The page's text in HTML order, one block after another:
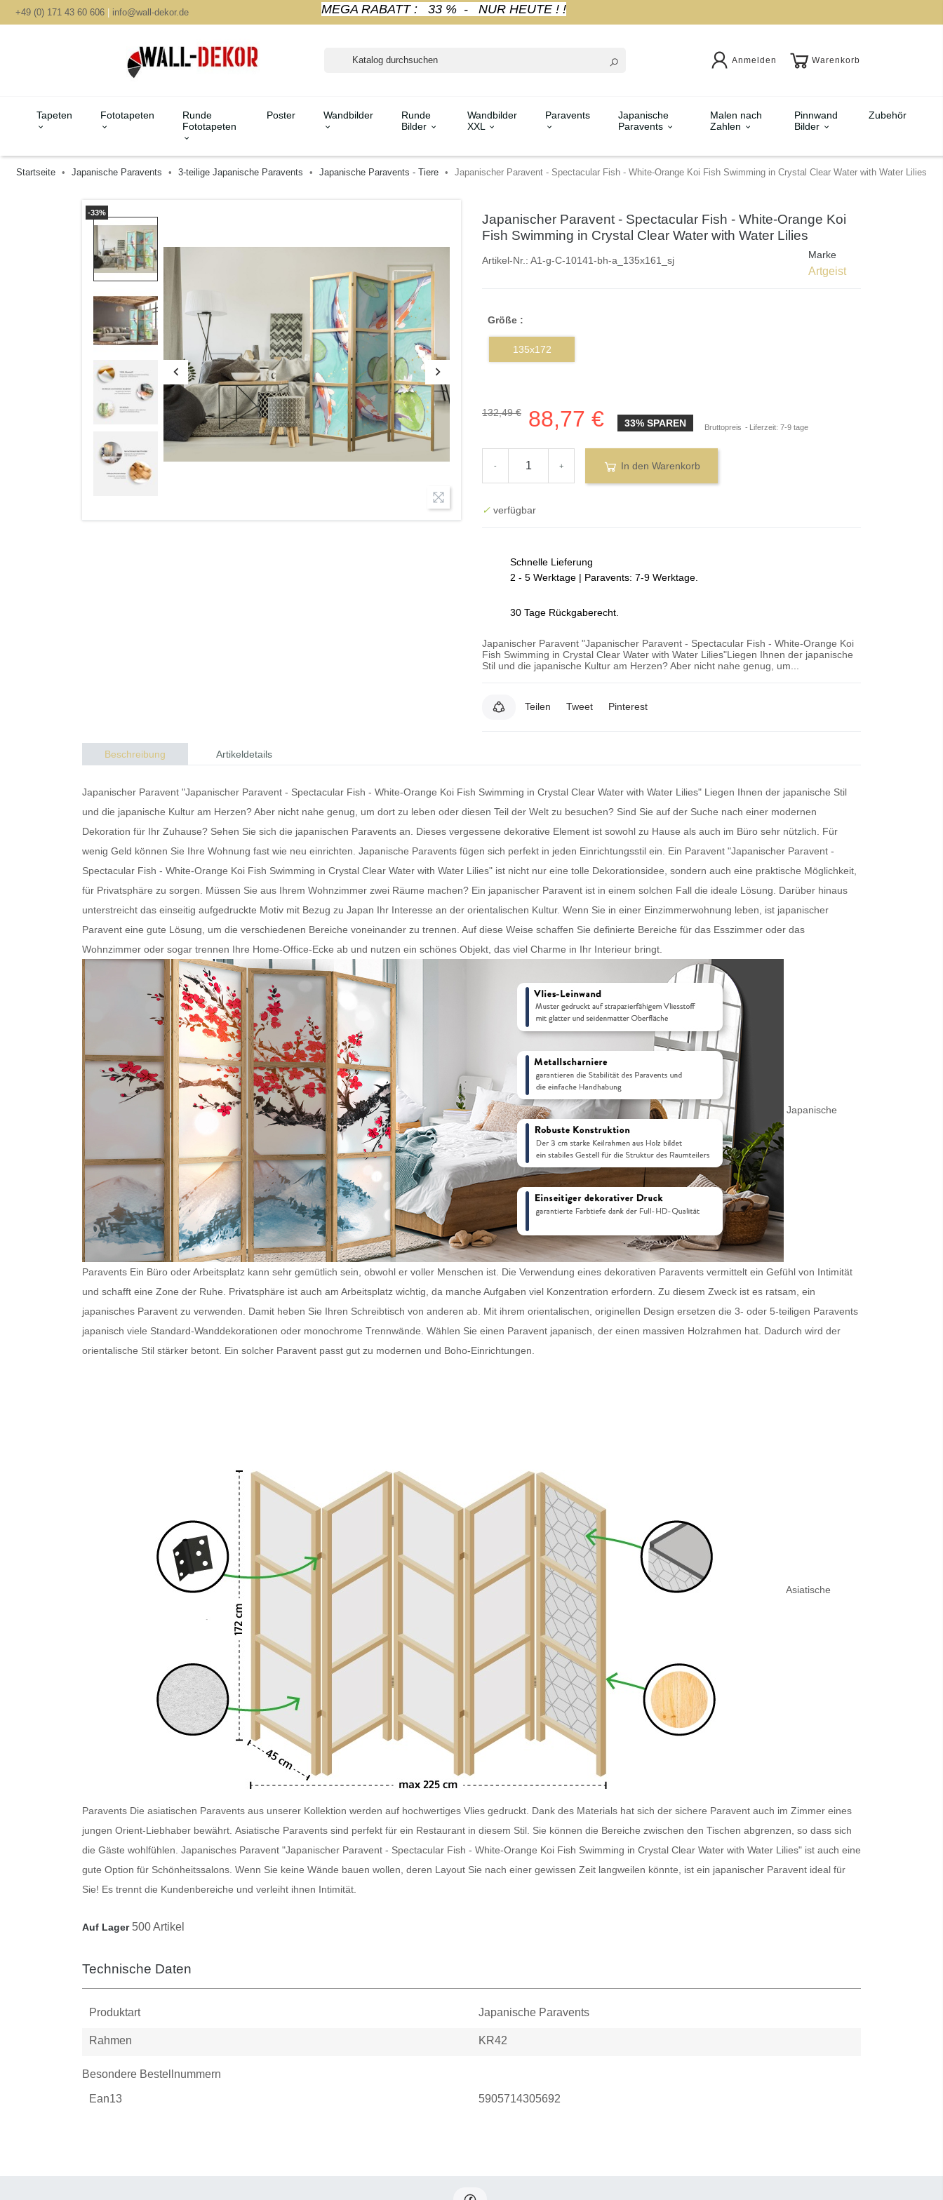
+49 (0) 171 43 60 606 | info@wall-dekor.de MEGA RABATT : 33 % - NUR HEUTE ! !
Anmelden Warenkorb
Tapeten Fototapeten
Runde
Fototapeten
Poster Wandbilder
Runde
Bilder
Wandbilder
XXL
Paravents
Japanische
Paravents
Malen nach
Zahlen
Pinnwand
Bilder
Zubehör
Startseite Japanische Paravents 3-teilige Japanische Paravents Japanische Paravents - Tiere Japanischer Paravent - Spectacular Fish - White-Orange Koi Fish Swimming in Crystal Clear Water with Water Lilies
-33%
Japanischer Paravent - Spectacular Fish - White-Orange Koi
Fish Swimming in Crystal Clear Water with Water Lilies
Artikel-Nr.: A1-g-C-10141-bh-a_135x161_sj Marke
Artgeist
Größe :
135x172
132,49 € 88,77 € 33% SPAREN Bruttopreis Liferzeit: 7-9 tage
- + In den Warenkorb
✓ verfügbar
Schnelle Lieferung
2 - 5 Werktage | Paravents: 7-9 Werktage.
30 Tage Rückgaberecht.
Japanischer Paravent "Japanischer Paravent - Spectacular Fish - White-Orange Koi
Fish Swimming in Crystal Clear Water with Water Lilies"Liegen Ihnen der japanische
Stil und die japanische Kultur am Herzen? Aber nicht nahe genug, um...
Teilen Tweet Pinterest
Beschreibung Artikeldetails
Japanischer Paravent "Japanischer Paravent - Spectacular Fish - White-Orange Koi Fish Swimming in Crystal Clear Water with Water Lilies" Liegen Ihnen der japanische Stil
und die japanische Kultur am Herzen? Aber nicht nahe genug, um dort zu leben oder diesen Teil der Welt zu besuchen? Sind Sie auf der Suche nach einer modernen
Dekoration für Ihr Zuhause? Sehen Sie sich die japanischen Paravents an. Dieses vergessene dekorative Element ist sowohl zu Hause als auch im Büro sehr nützlich. Für
wenig Geld können Sie Ihre Wohnung fast wie neu einrichten. Japanische Paravents fügen sich perfekt in jeden Einrichtungsstil ein. Ein Paravent "Japanischer Paravent -
Spectacular Fish - White-Orange Koi Fish Swimming in Crystal Clear Water with Water Lilies" ist nicht nur eine tolle Dekorationsidee, sondern auch eine praktische Möglichkeit,
für Privatsphäre zu sorgen. Müssen Sie aus Ihrem Wohnzimmer zwei Räume machen? Ein japanischer Paravent ist in einem solchen Fall die ideale Lösung. Darüber hinaus
unterstreicht das einseitig aufgedruckte Motiv mit Bezug zu Japan Ihr Interesse an der orientalischen Kultur. Wenn Sie in einer Einzimmerwohnung leben, ist japanischer
Paravent eine gute Lösung, um die verschiedenen Bereiche voneinander zu trennen. Auf diese Weise schaffen Sie definierte Bereiche für das Esszimmer oder das
Wohnzimmer oder sogar trennen Ihre Home-Office-Ecke ab und nutzen ein schönes Objekt, das viel Charme in Ihr Interieur bringt.
Japanische
Paravents Ein Büro oder Arbeitsplatz kann sehr gemütlich sein, obwohl er voller Menschen ist. Die Verwendung eines dekorativen Paravents vermittelt ein Gefühl von Intimität
und schafft eine Zone der Ruhe. Privatsphäre ist auch am Arbeitsplatz wichtig, da manche Aufgaben viel Konzentration erfordern. Zu diesem Zweck ist es ratsam, ein
japanisches Paravent zu verwenden. Damit heben Sie Ihren Schreibtisch von anderen ab. Mit ihrem orientalischen, originellen Design ersetzen die 3- oder 5-teiligen Paravents
japanisch viele Standard-Wanddekorationen oder monochrome Trennwände. Wählen Sie einen Paravent japanisch , der einen massiven Holzrahmen hat. Dadurch wird der
orientalische Stil stärker betont. Ein solcher Paravent passt gut zu modernen und Boho-Einrichtungen.
Asiatische
Paravents Die asiatischen Paravents aus unserer Kollektion werden auf hochwertiges Vlies gedruckt. Dank des Materials hat sich der sichere Paravent auch im Zimmer eines
jungen Orient-Liebhaber bewährt. Asiatische Paravents sind perfekt für ein Restaurant in diesem Stil. Sie können die Bereiche zwischen den Tischen abgrenzen, so dass sich
die Gäste wohlfühlen. Japanisches Paravent "Japanischer Paravent - Spectacular Fish - White-Orange Koi Fish Swimming in Crystal Clear Water with Water Lilies" ist auch eine
gute Option für Schönheitssalons. Wenn Sie keine Wände bauen wollen, deren Layout Sie nach einer gewissen Zeit langweilen könnte, ist ein japanischer Paravent ideal für
Sie! Es trennt die Kundenbereiche und verleiht ihnen Intimität.
Auf Lager 500 Artikel
Technische Daten
Produktart Japanische Paravents
Rahmen KR42
Besondere Bestellnummern
Ean13 5905714305692